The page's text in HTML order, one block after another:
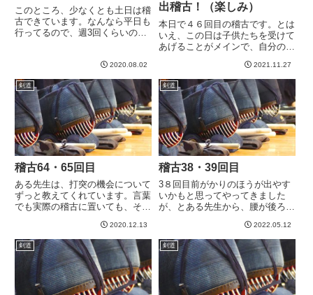
このところ、少なくとも土日は稽
古できています。なんなら平日も
行ってるので、週3回くらいのペ
週3回 X ４週間 X ５ヶ月
＝ ６０回くらいあることになり
ます。すると、2020年80...
2020.08.02
出稽古！（楽しみ）
本日で４６回目の稽古です。とは
いえ、この日は子供たちを受けて
あげることがメインで、自分の稽
打ちを少々、、、という感じで
す。ビデオを見返して、自分のひ
かがみの張りや、姿勢がすこし気
になったので、その辺を意識して
み...
2021.11.27
剣道
稽古64・65回目
ある先生は、打突の機会について
ずっと教えてくれています。言葉
でも実際の稽古に置いても、その
をしてくださって、それのおかげ
で徐々にわかり始めてきた、とい
うのがあります。その先生に最近
指摘されているのは、機会その
2020.12.13
剣道
稽古38・39回目
3８回目前がかりのほうが出やす
いかもと思ってやってきました
が、とある先生から、腰が後ろに
にやるとこういうふうな感じにな
ってる、と動きを見せてもらった
ところ、うーん、これはいかん。
荷重を多少前に持っていくにして
2022.05.12
剣道 剣道